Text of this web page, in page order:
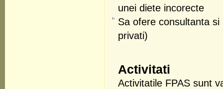
unei diete incorecte
Sa ofere consultanta
privati)
Activitati
Activitatile FPAS sunt